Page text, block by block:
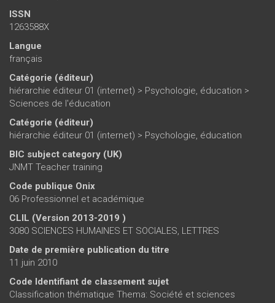
ISSN
1263588X
Langue
français
Catégorie (éditeur)
hiérarchie éditeur 01 (internet) > Psychologie, éducation >
Sciences de l'éducation
Catégorie (éditeur)
hiérarchie éditeur 01 (internet) > Psychologie, éducation
BIC subject category (UK)
JNMT Teacher training
Code publique Onix
06 Professionnel et académique
CLIL (Version 2013-2019 )
3080 SCIENCES HUMAINES ET SOCIALES, LETTRES
Date de première publication du titre
11 juin 2010
Code Identifiant de classement sujet
Classification thématique Thema: Société et sciences